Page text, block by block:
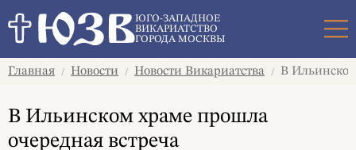
ЮГО-ЗАПАДНОЕ
ВИКАРИАТСТВО
ГОРОДА МОСКВЫ
Главная / Новости / Новости Викариатства / В Ильинском
В Ильинском храме прошла
очередная встреча